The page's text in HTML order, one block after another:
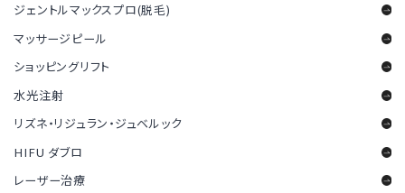
ジェントルマックスプロ(脱毛)
マッサージピール
ショッピングリフト
水光注射
リズネ・リジュラン・ジュベルック
HIFU ダブロ
レーザー治療